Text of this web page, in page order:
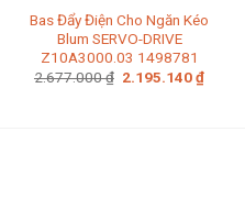
Bas Đẩy Điện Cho Ngăn Kéo
Blum SERVO-DRIVE
Z10A3000.03 1498781
2.677.000₫ Giá
2.195.140₫Giá